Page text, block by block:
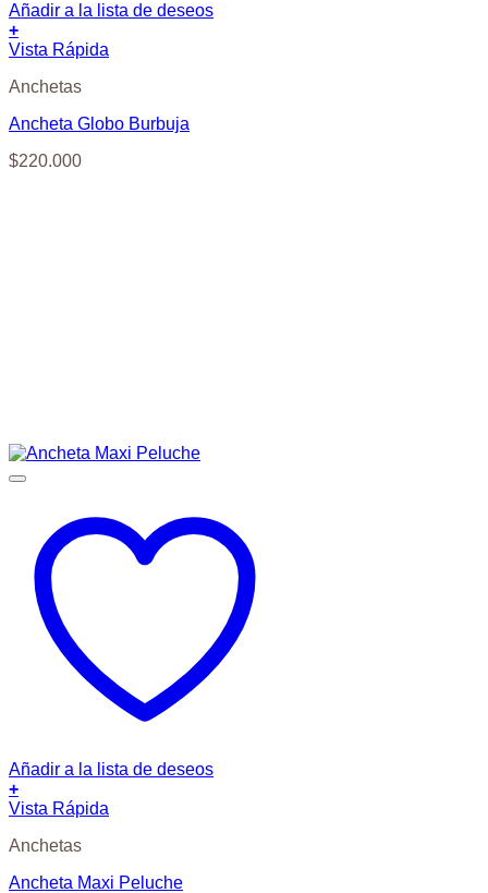
Añadir a la lista de deseos
+
Vista Rápida
Anchetas
Ancheta Globo Burbuja
$220.000
Añadir a la lista de deseos
+
Vista Rápida
Anchetas
Ancheta Maxi Peluche